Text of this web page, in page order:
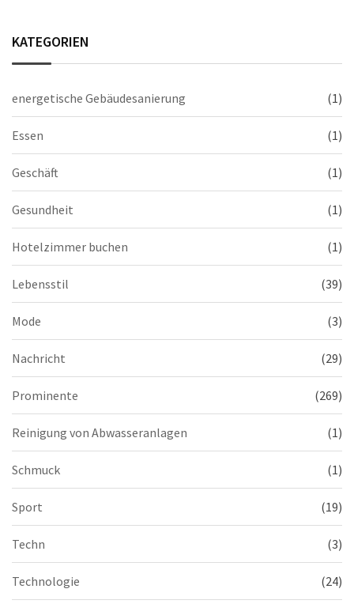
KATEGORIEN
energetische Gebäudesanierung (1)
Essen (1)
Geschäft (1)
Gesundheit (1)
Hotelzimmer buchen (1)
Lebensstil (39)
Mode (3)
Nachricht (29)
Prominente (269)
Reinigung von Abwasseranlagen (1)
Schmuck (1)
Sport (19)
Techn (3)
Technologie (24)